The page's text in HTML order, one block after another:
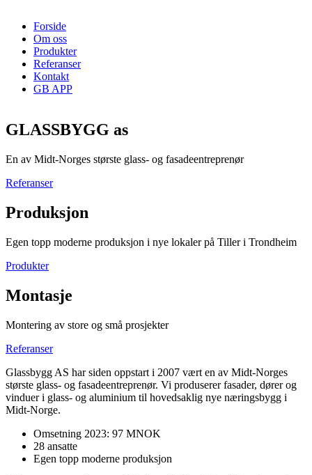
Forside
Om oss
Produkter
Referanser
Kontakt
GB APP
GLASSBYGG as
En av Midt-Norges største glass- og fasadeentreprenør
Referanser
Produksjon
Egen topp moderne produksjon i nye lokaler på Tiller i Trondheim
Produkter
Montasje
Montering av store og små prosjekter
Referanser
Glassbygg AS har siden oppstart i 2007 vært en av Midt-Norges
største glass- og fasadeentreprenør. Vi produserer fasader, dører og
vinduer i glass- og aluminium til hovedsaklig nye næringsbygg i
Midt-Norge.
Omsetning 2023: 97 MNOK
28 ansatte
Egen topp moderne produksjon